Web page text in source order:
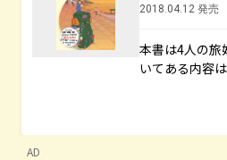
2018.04.12 発売
本書は4人の旅
いてある内容
AD